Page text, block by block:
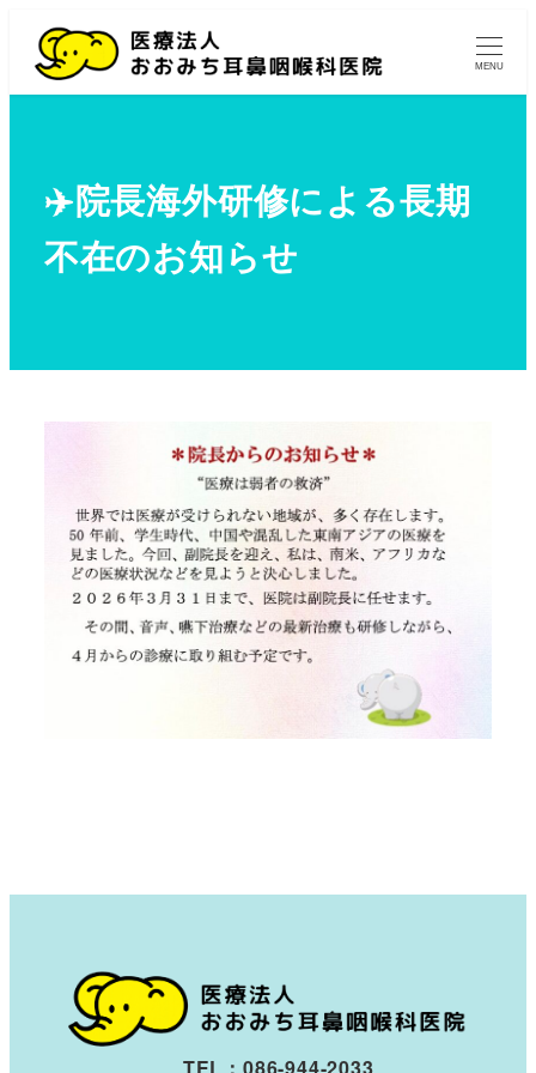
MENU
✈️院長海外研修による長期
不在のお知らせ